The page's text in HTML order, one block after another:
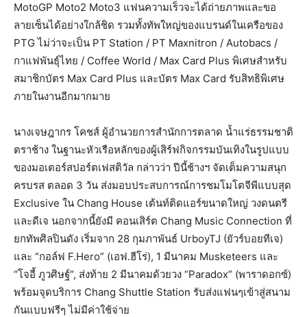
MotoGP Moto2 Moto3 แฟนความเร็วจะได้ถ่ายภาพและขอ
ลายเซ็นได้อย่างใกล้ชิด รวมทั้งทัพใหญ่ของแบรนด์ในเครือของ
PTG ไม่ว่าจะเป็น PT Station / PT Maxnitron / Autobacs /
กาแฟพันธุ์ไทย / Coffee World / Max Card Plus พิเศษสำหรับ
สมาชิกบัตร Max Card Plus และบัตร Max Card รับสิทธิพิเศษ
ภายในงานอีกมากมาย
นางเจษฎากร โคชส์ ผู้อำนวยการสำนักการตลาด น้ำแร่ธรรมชาติ
ตราช้าง ในฐานะหัวเรือหลักของผู้เสิร์ฟกิจกรรมบันเทิงในรูปแบบ
ของมอเตอร์สปอร์ตเฟสติวัล กล่าวว่า ปีนี้ช้างฯ จัดเต็มความสนุก
ครบรส ตลอด 3 วัน ส่งมอบประสบการณ์การชมโมโตจีพีแบบสุด
Exclusive ใน Chang House เต้นท์ติดแอร์ขนาดใหญ่ วงดนตรี
และดีเจ นอกจากนี้ยังมี คอนเสิร์ต Chang Music Connection ที่
ยกทัพศิลปินดัง เริ่มจาก 28 กุมภาพันธ์ UrboyTJ (ยัวร์บอยทีเจ)
และ “กอล์ฟ F.Hero” (เอฟ.ฮีโร่), 1 มีนาคม Musketeers และ
“โจอี้ ภูวศิษฐ์”, ส่งท้าย 2 มีนาคมด้วยวง “Paradox” (พาราดอกซ์)
พร้อมจุดบริการ Chang Shuttle Station รับส่งแฟนๆเข้าสู่สนาม
กันแบบฟรีๆ ไม่มีค่าใช้จ่าย